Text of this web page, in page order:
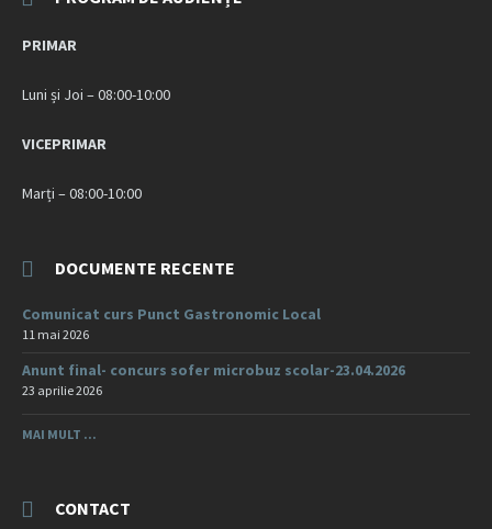
PRIMAR
Luni și Joi – 08:00-10:00
VICEPRIMAR
Marți – 08:00-10:00
DOCUMENTE RECENTE
Comunicat curs Punct Gastronomic Local
11 mai 2026
Anunt final- concurs sofer microbuz scolar-23.04.2026
23 aprilie 2026
MAI MULT ...
CONTACT